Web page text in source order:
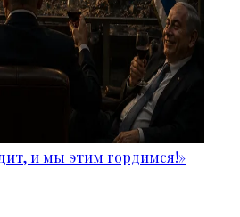
и мы этим гордимся!»